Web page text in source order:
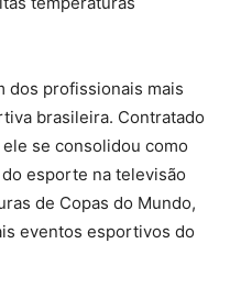
dos profissionais mais
brasileira. Contratado
se consolidou como
esporte na televisão
de Copas do Mundo,
eventos esportivos do